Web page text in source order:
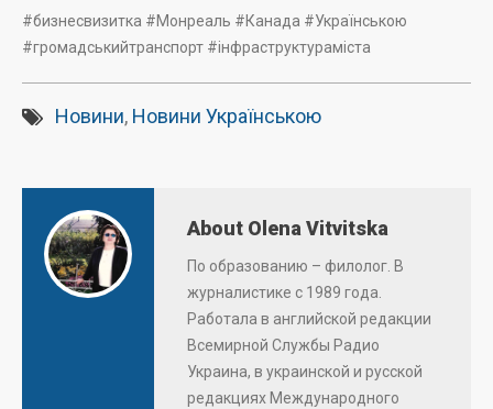
#бизнесвизитка #Монреаль #Канада #Українською
#громадськийтранспорт #інфраструктураміста
Новини, Новини Українською
About Olena Vitvitska
По образованию – филолог. В
журналистике с 1989 года.
Работала в английской редакции
Всемирной Службы Радио
Украина, в украинской и русской
редакциях Международного